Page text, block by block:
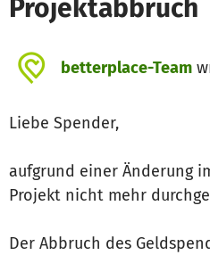
Projektabbruch
betterplace-Team
Liebe Spender,
aufgrund einer Änderung
Projekt nicht mehr
Der Abbruch des